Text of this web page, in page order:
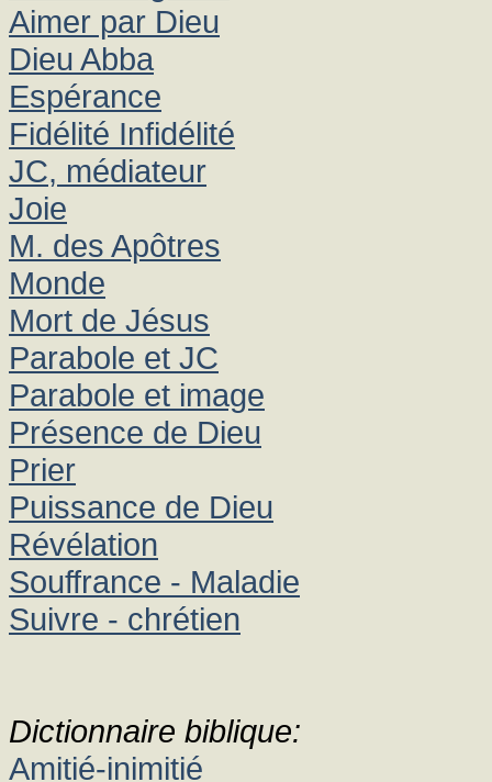
Aimer par Dieu
Dieu Abba
Espérance
Fidélité Infidélité
JC, médiateur
Joie
M. des Apôtres
Monde
Mort de Jésus
Parabole et JC
Parabole et image
Présence de Dieu
Prier
Puissance de Dieu
Révélation
Souffrance - Maladie
Suivre - chrétien
Dictionnaire biblique:
Amitié-inimitié